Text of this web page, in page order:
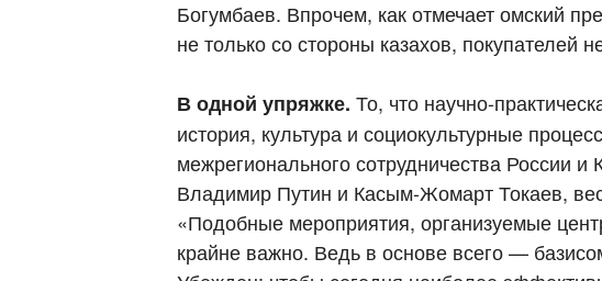
Богумбаев. Впрочем, как отмечает омский
не только со стороны казахов, покупателей
В одной упряжке. То, что научно-
история, культура и социокультурные
межрегионального сотрудничества России и
Владимир Путин и Касым-Жомарт Токаев,
«Подобные мероприятия, организуемые
крайне важно. Ведь в основе всего —